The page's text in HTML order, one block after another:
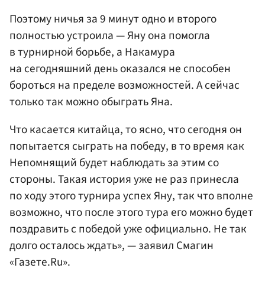
Поэтому ничья за 9 минут одно и второго
полностью устроила — Яну она помогла
в турнирной борьбе, а Накамура
на сегодняшний день оказался не способен
бороться на пределе возможностей. А сейчас
только так можно обыграть Яна.
Что касается китайца, то ясно, что сегодня он
попытается сыграть на победу, в то время как
Непомнящий будет наблюдать за этим со
стороны. Такая история уже не раз принесла
по ходу этого турнира успех Яну, так что вполне
возможно, что после этого тура его можно будет
поздравить с победой уже официально. Не так
долго осталось ждать», — заявил Смагин
«Газете.Ru».